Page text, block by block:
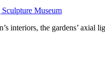
Museum
interiors, the gardens’ axial